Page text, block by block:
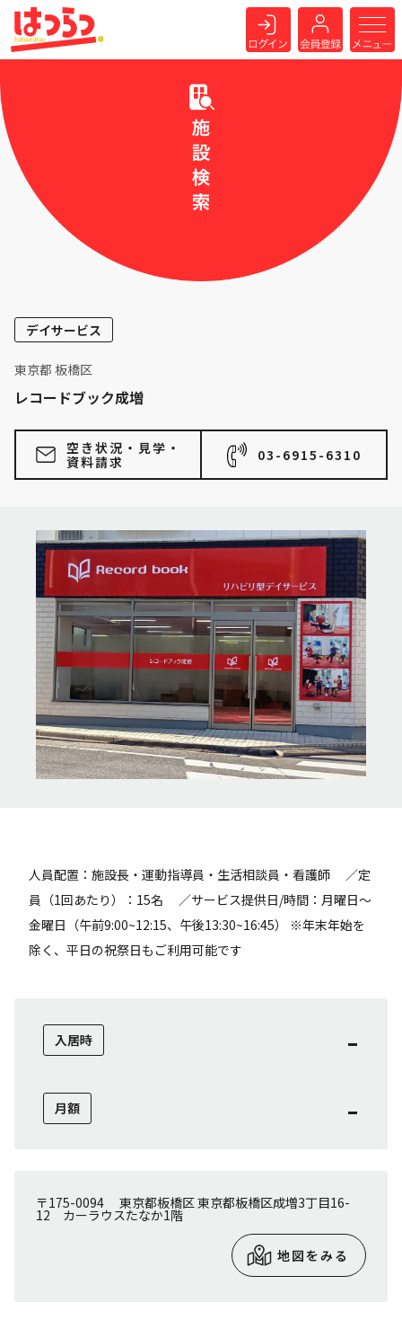
デイサービス
東京都 板橋区
レコードブック成増
空き状況・見学・
資料請求
03-6915-6310
人員配置：施設長・運動指導員・生活相談員・看護師 ／定
員（1回あたり）：15名 ／サービス提供日/時間：月曜日〜
金曜日（午前9:00~12:15、午後13:30~16:45） ※年末年始を
除く、平日の祝祭日もご利用可能です
入居時 -
月額 -
〒175-0094 東京都板橋区 東京都板橋区成増3丁目16-
12 カーラウスたなか1階
地図をみる